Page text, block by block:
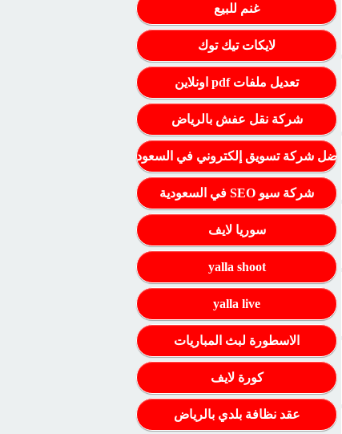
غنم للبيع
لايكات تيك توك
تعديل ملفات pdf اونلاين
شركة نقل عفش بالرياض
أفضل شركة تسويق إلكتروني في السعودية
شركة سيو SEO في السعودية
سوريا لايف
yalla shoot
yalla live
الاسطورة لبث المباريات
كورة لايف
عقد نظافة بلدي بالرياض